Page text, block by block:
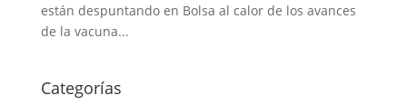
están despuntando en Bolsa al calor de los avances
de la vacuna...
Categorías